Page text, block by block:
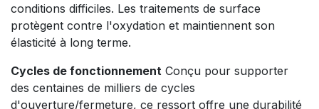
conditions difficiles. Les traitements de surface
protègent contre l'oxydation et maintiennent son
élasticité à long terme.
Cycles de fonctionnement Conçu pour supporter
des centaines de milliers de cycles
d'ouverture/fermeture, ce ressort offre une durabilité